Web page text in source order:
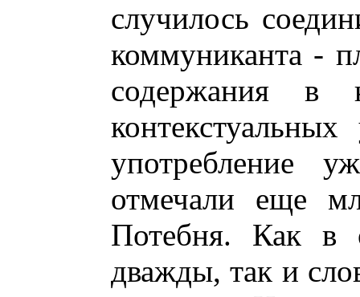
случилось
коммуниканта -
содержания в
употребление
отмечали еще
Потебня. Как в
дважды, так и